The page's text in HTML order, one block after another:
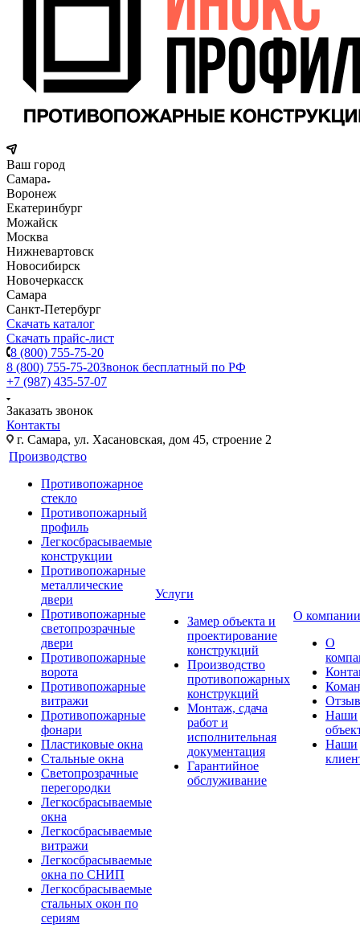
Ваш город
Самара
Воронеж
Екатеринбург
Можайск
Москва
Нижневартовск
Новосибирск
Новочеркасск
Самара
Санкт-Петербург
Скачать каталог
Скачать прайс-лист
8 (800) 755-75-20
8 (800) 755-75-20Звонок бесплатный по РФ
+7 (987) 435-57-07
Заказать звонок
Контакты
г. Самара, ул. Хасановская, дом 45, строение 2
Производство
Противопожарное
стекло
Противопожарный
профиль
Легкосбрасываемые
конструкции
Противопожарные
металлические
двери
Противопожарные
светопрозрачные
двери
Противопожарные
ворота
Противопожарные
витражи
Противопожарные
фонари
Пластиковые окна
Стальные окна
Светопрозрачные
перегородки
Легкосбрасываемые
окна
Легкосбрасываемые
витражи
Легкосбрасываемые
окна по СНИП
Легкосбрасываемые
стальных окон по
сериям
Услуги
Замер объекта и
проектирование
конструкций
Производство
противопожарных
конструкций
Монтаж, сдача
работ и
исполнительная
документация
Гарантийное
обслуживание
О компании
О
Наши
Наши